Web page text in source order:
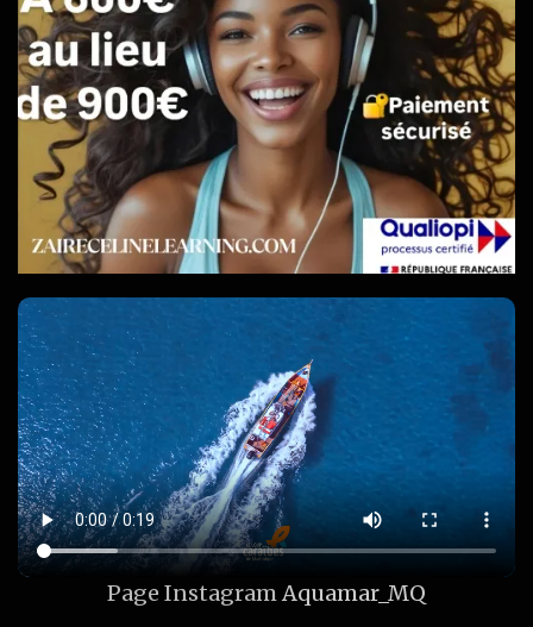
Page InstagramAquamar_MQ